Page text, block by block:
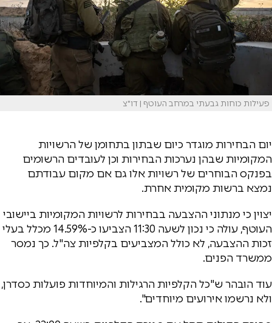
פעילות כוחות גבעתי במרחב העוטף | דו"צ
יום הבחירות מוגדר כיום שבתון בתחומן של הרשויות
המקומיות שבהן נערכות הבחירות וכן לעובדים הרשומים
בפנקס הבוחרים של רשויות אלו גם אם מקום עבודתם
נמצא ברשות מקומית אחרת.
יצוין כי מנתוני ההצבעה בבחירות לרשויות המקומיות ביישובי
העוטף, עולה כי נכון לשעה 11:30 הצביעו כ-14.59% מכלל בעלי
זכות ההצבעה, לא כולל המצביעים בקלפיות צה"ל. כך נמסר
ממשרד הפנים.
עוד הובהר ש"כל הקלפיות הרגילות והמיוחדות פועלות כסדרן,
ולא נרשמו אירועים מיוחדים".